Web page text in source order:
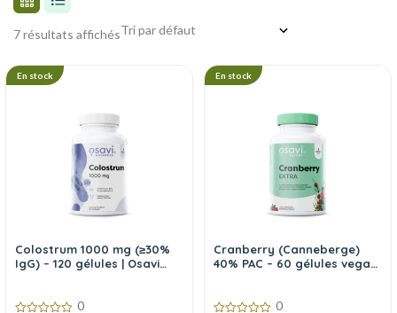
7 résultats affichés
En stock
Colostrum 1000 mg (≥30%
IgG) – 120 gélules | Osavi
0
En stock
Cranberry (Canneberge)
40% PAC – 60 gélules vegan
0